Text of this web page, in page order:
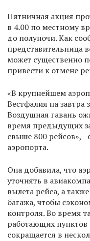
Пятничная акция
в 4.00 по местному
до полуночи. Как
представительница
может существенно
привести к отмене
«В крупнейшем
Вестфалия на завтра
Воздушная гавань
время предыдущих
свыше 800 рейсов», -
аэропорта.
Она добавила, что
уточнять в
вылета рейса, а
багажа, чтобы
контроля. Во время
работающих
сокращается в